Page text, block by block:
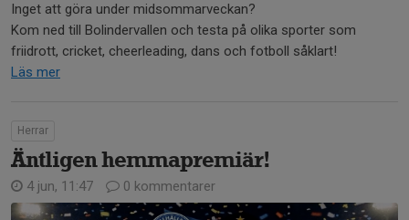
Inget att göra under midsommarveckan?
Kom ned till Bolindervallen och testa på olika sporter som
friidrott, cricket, cheerleading, dans och fotboll såklart!
Läs mer
Herrar
Äntligen hemmapremiär!
4 jun, 11:47 0 kommentarer